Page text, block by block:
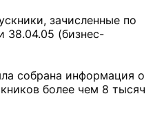
зачисленные по
38.04.05 (бизнес-
собрана информация о
более чем 8 тысяч